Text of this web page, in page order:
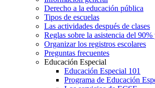
Derecho a la educación pública
Tipos de escuelas
Las actividades después de clases
Reglas sobre la asistencia del
Organizar los registros escolares
Preguntas frecuentes
Educación Especial
Educación Especial 101
Programa de Educación